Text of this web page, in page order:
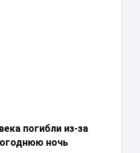
погибли из-за
ночь